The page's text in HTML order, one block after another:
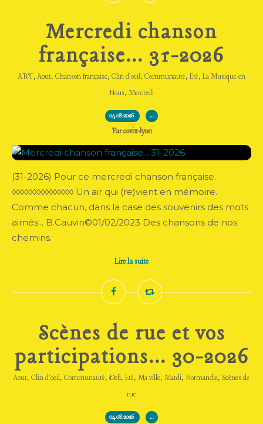
Mercredi chanson
française... 31-2026
ART,Aout, Chanson française, Clin d'oeil, Communauté, Eté, La Musique en
Nous, Mercredi
04.08.2026 …
Par covix-lyon
(31-2026) Pour ce mercredi chanson française.
◊◊◊◊◊◊◊◊◊◊◊◊◊◊◊ Un air qui (re)vient en mémoire.
Comme chacun, dans la case des souvenirs des mots
aimés... B.Cauvin©01/02/2023 Des chansons de nos
chemins.
Lire la suite
Scènes de rue et vos
participations... 30-2026
Aout, Clin d'oeil, Communauté, Defi, Eté, Ma ville, Mardi, Normandie, Scènes de
rue
04.08.2026 …